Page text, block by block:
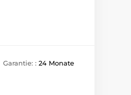
Garantie: : 24 Monate